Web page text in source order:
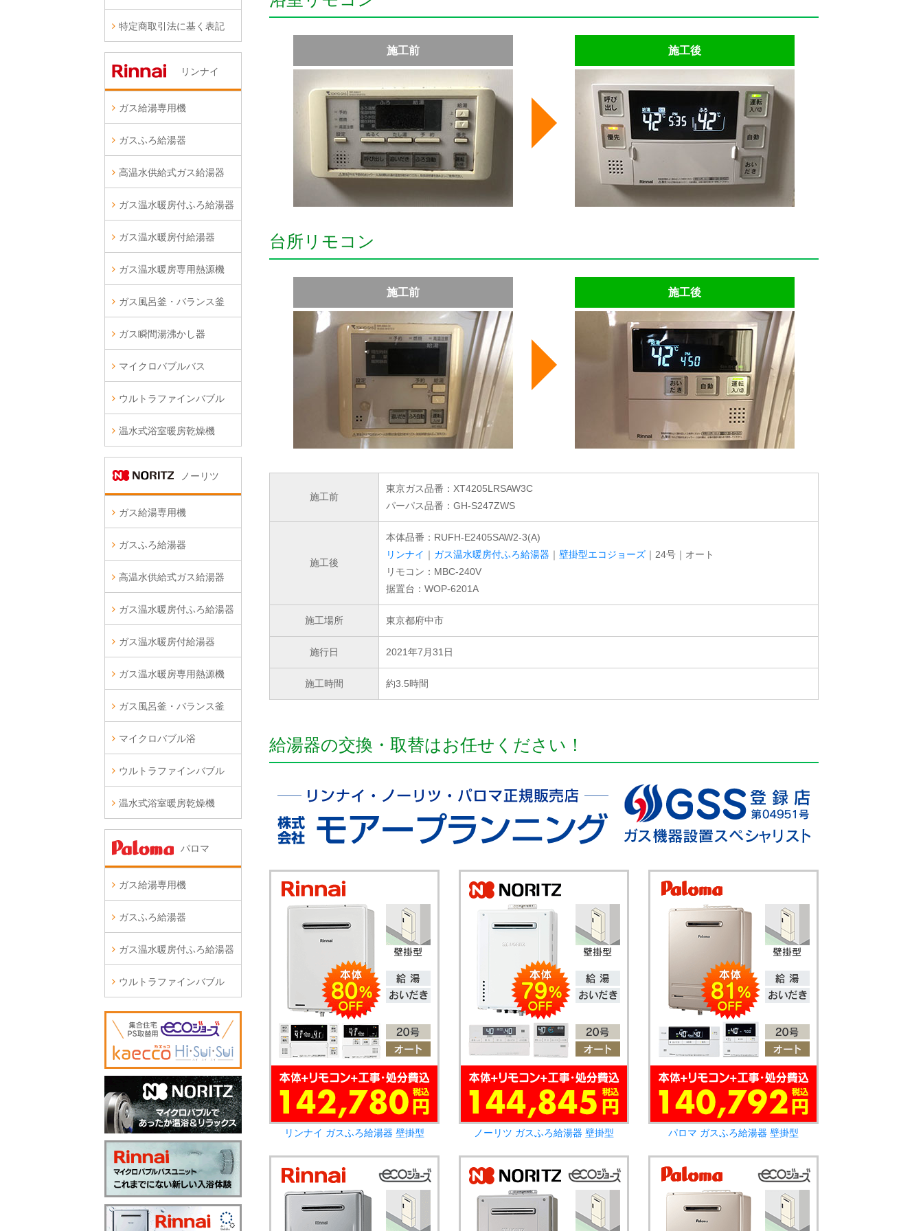
施工前 施工後
台所リモコン
施工前 施工後
施工前
東京ガス品番：XT4205LRSAW3C
パーパス品番：GH-S247ZWS
施工後
本体品番：RUFH-E2405SAW2-3(A)
リンナイ ｜ ガス温水暖房付ふろ給湯器 ｜ 壁掛型エコジョーズ ｜24号｜オート
リモコン：MBC-240V
据置台：WOP-6201A
施工場所 東京都府中市
施行日 2021年7月31日
施工時間 約3.5時間
給湯器の交換・取替はお任せください！
リンナイ ガスふろ給湯器 壁掛型 ノーリツ ガスふろ給湯器 壁掛型 パロマ ガスふろ給湯器 壁掛型
特定商取引法に基く表記
リンナイ
ガス給湯専用機
ガスふろ給湯器
高温水供給式ガス給湯器
ガス温水暖房付ふろ給湯器
ガス温水暖房付給湯器
ガス温水暖房専用熱源機
ガス風呂釜・バランス釜
ガス瞬間湯沸かし器
マイクロバブルバス
ウルトラファインバブル
温水式浴室暖房乾燥機
ノーリツ
ガス給湯専用機
ガスふろ給湯器
高温水供給式ガス給湯器
ガス温水暖房付ふろ給湯器
ガス温水暖房付給湯器
ガス温水暖房専用熱源機
ガス風呂釜・バランス釜
マイクロバブル浴
ウルトラファインバブル
温水式浴室暖房乾燥機
パロマ
ガス給湯専用機
ガスふろ給湯器
ガス温水暖房付ふろ給湯器
ウルトラファインバブル